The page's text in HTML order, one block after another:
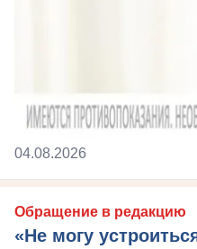
04.08.2026
Обращение в редакцию
«Не могу